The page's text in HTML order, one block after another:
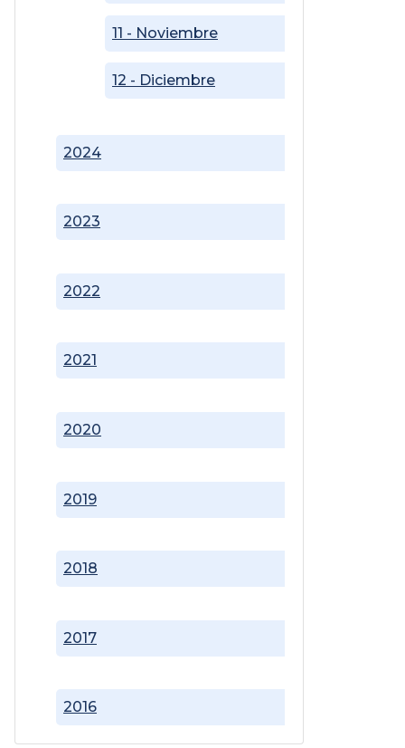
2016
2017
2018
2019
2020
2021
2022
2023
2024
11 - Noviembre
12 - Diciembre